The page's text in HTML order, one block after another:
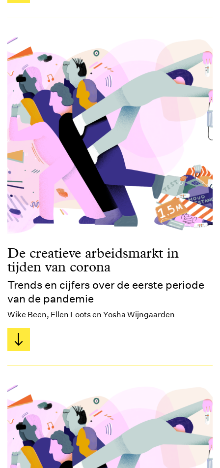
De creatieve arbeidsmarkt in
tijden van corona
Trends en cijfers over de eerste periode
van de pandemie
Wike Been, Ellen Loots en Yosha Wijngaarden